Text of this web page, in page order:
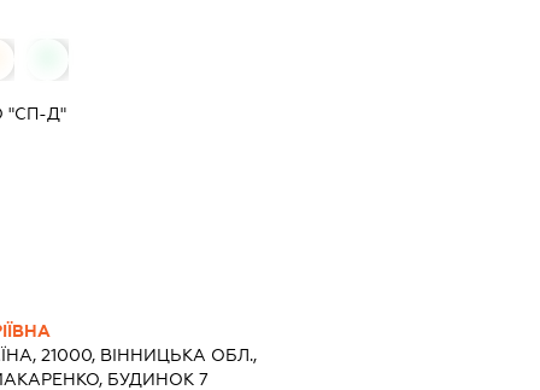
"СП-Д"
21000, ВІННИЦЬКА ОБЛ.,
БУДИНОК 7